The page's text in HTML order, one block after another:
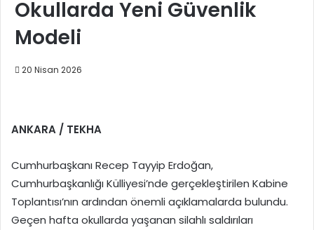
Okullarda Yeni Güvenlik
Modeli
20 Nisan 2026
ANKARA / TEKHA
Cumhurbaşkanı Recep Tayyip Erdoğan,
Cumhurbaşkanlığı Külliyesi’nde gerçekleştirilen Kabine
Toplantısı’nın ardından önemli açıklamalarda bulundu.
Geçen hafta okullarda yaşanan silahlı saldırıları